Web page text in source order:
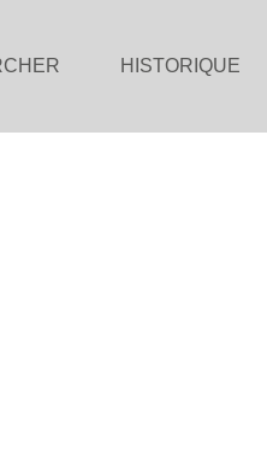
HISTORIQUE